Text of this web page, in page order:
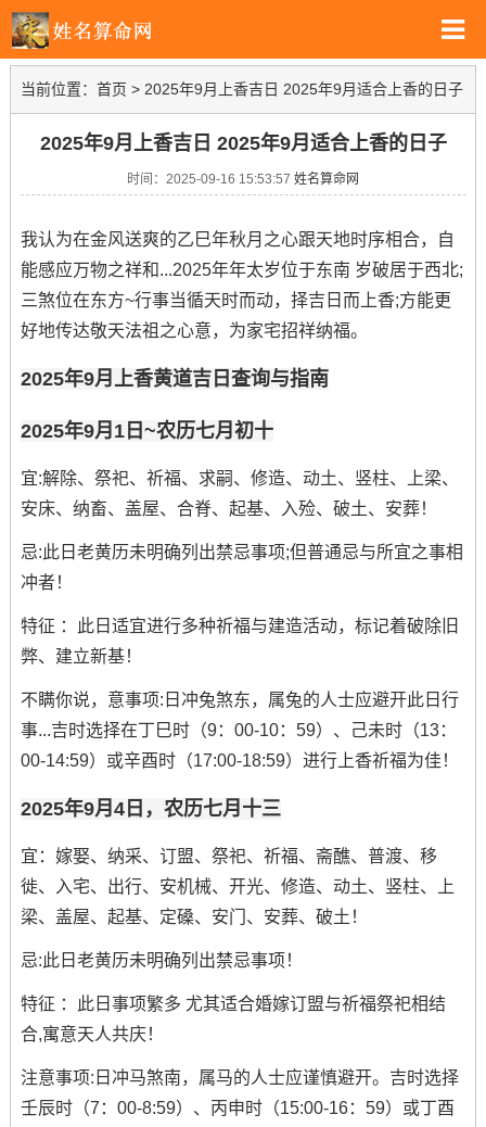
当前位置： 首页 > 2025年9月上香吉日 2025年9月适合上香的日子
2025年9月上香吉日 2025年9月适合上香的日子
时间：2025-09-16 15:53:57 姓名算命网
我认为在金风送爽的乙巳年秋月之心跟天地时序相合，自
能感应万物之祥和...2025年年太岁位于东南 岁破居于西北;
三煞位在东方~行事当循天时而动，择吉日而上香;方能更
好地传达敬天法祖之心意，为家宅招祥纳福。
2025年9月上香黄道吉日查询与指南
2025年9月1日~农历七月初十
宜:解除、祭祀、祈福、求嗣、修造、动土、竖柱、上梁、
安床、纳畜、盖屋、合脊、起基、入殓、破土、安葬！
忌:此日老黄历未明确列出禁忌事项;但普通忌与所宜之事相
冲者！
特征 ：此日适宜进行多种祈福与建造活动，标记着破除旧
弊、建立新基！
不瞒你说，意事项:日冲兔煞东，属兔的人士应避开此日行
事...吉时选择在丁巳时（9：00-10：59）、己未时（13：
00-14:59）或辛酉时（17:00-18:59）进行上香祈福为佳！
2025年9月4日，农历七月十三
宜：嫁娶、纳采、订盟、祭祀、祈福、斋醮、普渡、移
徙、入宅、出行、安机械、开光、修造、动土、竖柱、上
梁、盖屋、起基、定磉、安门、安葬、破土！
忌:此日老黄历未明确列出禁忌事项！
特征 ：此日事项繁多 尤其适合婚嫁订盟与祈福祭祀相结
合,寓意天人共庆！
注意事项:日冲马煞南，属马的人士应谨慎避开。吉时选择
壬辰时（7：00-8:59）、丙申时（15:00-16：59）或丁酉